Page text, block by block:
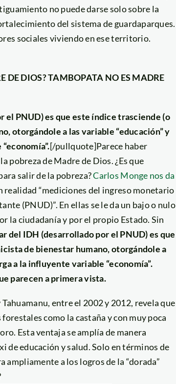
no puede darse solo sobre la
del sistema de guardaparques.
sociales viviendo en ese territorio.
DE DIOS? TAMBOPATA NO ES MADRE
el PNUD) es que este índice trasciende (o
otorgándole a las variable “educación” y
[/pullquote]Parece haber
pobreza de Madre de Dios. ¿Es que
salir de la pobreza?Carlos Monge nos da
realidad “mediciones del ingreso monetario
(PNUD)”. En ellas se le da un bajo o nulo
la ciudadanía y por el propio Estado. Sin
del IDH (desarrollado por el PNUD) es que
de bienestar humano, otorgándole a
a la influyente variable “economía”.
parecen a primera vista.
entre el 2002 y 2012, revela que
como la castaña y con muy poca
Esta ventaja se amplía de manera
de educación y salud. Solo en términos de
ampliamente a los logros de la “dorada”